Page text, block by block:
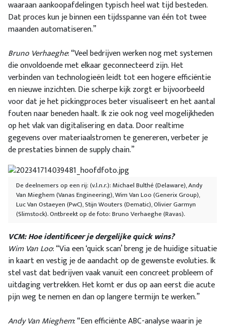
waaraan aankoopafdelingen typisch heel wat tijd besteden.
Dat proces kun je binnen een tijdsspanne van één tot twee
maanden automatiseren.”
Bruno Verhaeghe: “Veel bedrijven werken nog met systemen
die onvoldoende met elkaar geconnecteerd zijn. Het
verbinden van technologieën leidt tot een hogere efficiëntie
en nieuwe inzichten. Die scherpe kijk zorgt er bijvoorbeeld
voor dat je het pickingproces beter visualiseert en het aantal
fouten naar beneden haalt. Ik zie ook nog veel mogelijkheden
op het vlak van digitalisering en data. Door realtime
gegevens over materiaalstromen te genereren, verbeter je
de prestaties binnen de supply chain.”
De deelnemers op een rij: (v.l.n.r.): Michael Bulthé (Delaware), Andy
Van Mieghem (Vanas Engineering), Wim Van Loo (Generix Group),
Luc Van Ostaeyen (PwC), Stijn Wouters (Dematic), Olivier Garmyn
(Slimstock). Ontbreekt op de foto: Bruno Verhaeghe (Ravas).
VCM: Hoe identificeer je dergelijke quick wins?
Wim Van Loo: “Via een ‘quick scan’ breng je de huidige situatie
in kaart en vestig je de aandacht op de gewenste evoluties. Ik
stel vast dat bedrijven vaak vanuit een concreet probleem of
uitdaging vertrekken. Het komt er dus op aan eerst die acute
pijn weg te nemen en dan op langere termijn te werken.”
Andy Van Mieghem: “Een efficiënte ABC-analyse waarin je